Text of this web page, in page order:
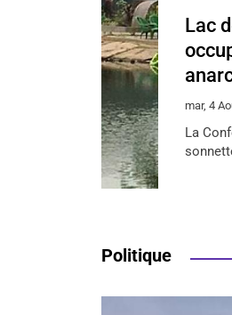
Lac
mar, 4
La
Politique